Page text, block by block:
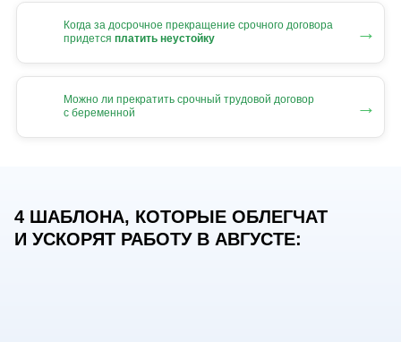
Когда за досрочное прекращение срочного договора
придется платить неустойку →
Можно ли прекратить срочный трудовой договор
с беременной
→
4 ШАБЛОНА, КОТОРЫЕ ОБЛЕГЧАТ
И УСКОРЯТ РАБОТУ В АВГУСТЕ: